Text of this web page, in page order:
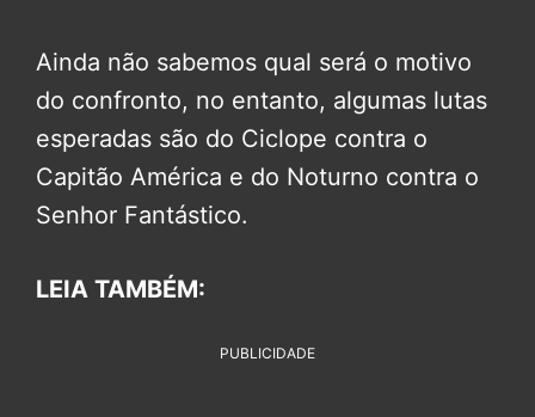
Ainda não sabemos qual será o motivo
do confronto, no entanto, algumas lutas
esperadas são do Ciclope contra o
Capitão América e do Noturno contra o
Senhor Fantástico.
LEIA TAMBÉM:
PUBLICIDADE